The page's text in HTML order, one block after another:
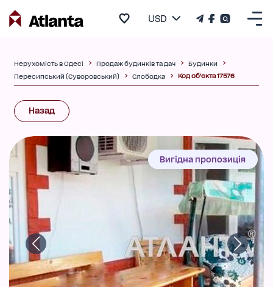
USD
Нерухомість в Одесі Продаж будинків та дач
Будинки
Пересипський (Суворовський)
Слободка Код об'єкта 17576
Назад
Вигідна пропозиція